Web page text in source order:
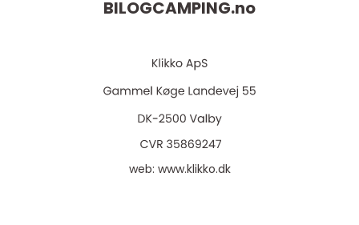
BILOGCAMPING.no
web: www.klikko.dk